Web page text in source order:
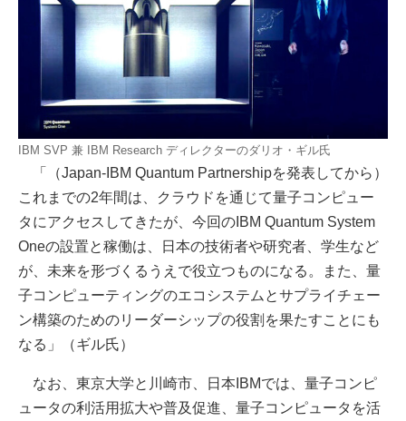
IBM SVP 兼 IBM Research ディレクターのダリオ・ギル氏
「（Japan-IBM Quantum Partnershipを発表してから）
これまでの2年間は、クラウドを通じて量子コンピュー
タにアクセスしてきたが、今回のIBM Quantum System
Oneの設置と稼働は、日本の技術者や研究者、学生など
が、未来を形づくるうえで役立つものになる。また、量
子コンピューティングのエコシステムとサプライチェー
ン構築のためのリーダーシップの役割を果たすことにも
なる」（ギル氏）
なお、東京大学と川崎市、日本IBMでは、量子コンピ
ュータの利活用拡大や普及促進、量子コンピュータを活